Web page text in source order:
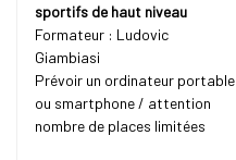
sportifs de haut niveau
Formateur : Ludovic
Giambiasi
Prévoir un ordinateur portable
ou smartphone / attention
nombre de places limitées